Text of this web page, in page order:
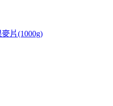
片(1000g)